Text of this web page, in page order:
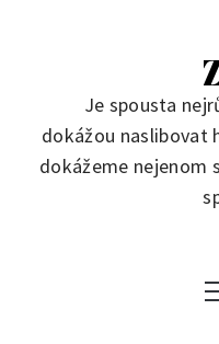
Je spousta
dokážou naslibovat
dokážeme nejenom